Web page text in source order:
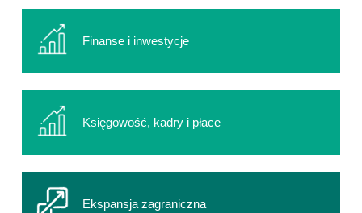
Finanse i inwestycje
Księgowość, kadry i płace
Ekspansja zagraniczna